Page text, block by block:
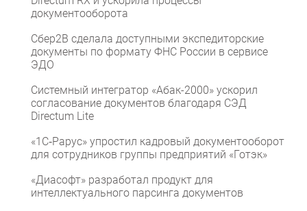
документооборота
Сбер2B сделала доступными экспедиторские
документы по формату ФНС России в сервисе
ЭДО
Системный интегратор «Абак-2000» ускорил
согласование документов благодаря СЭД
Directum Lite
«1С‑Рарус» упростил кадровый документооборот
для сотрудников группы предприятий «Готэк»
«Диасофт» разработал продукт для
интеллектуального парсинга документов